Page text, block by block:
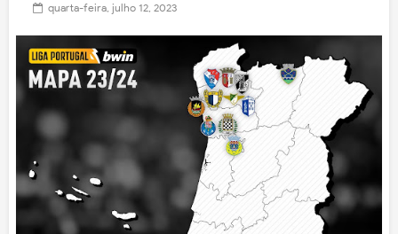
quarta-feira, julho 12, 2023